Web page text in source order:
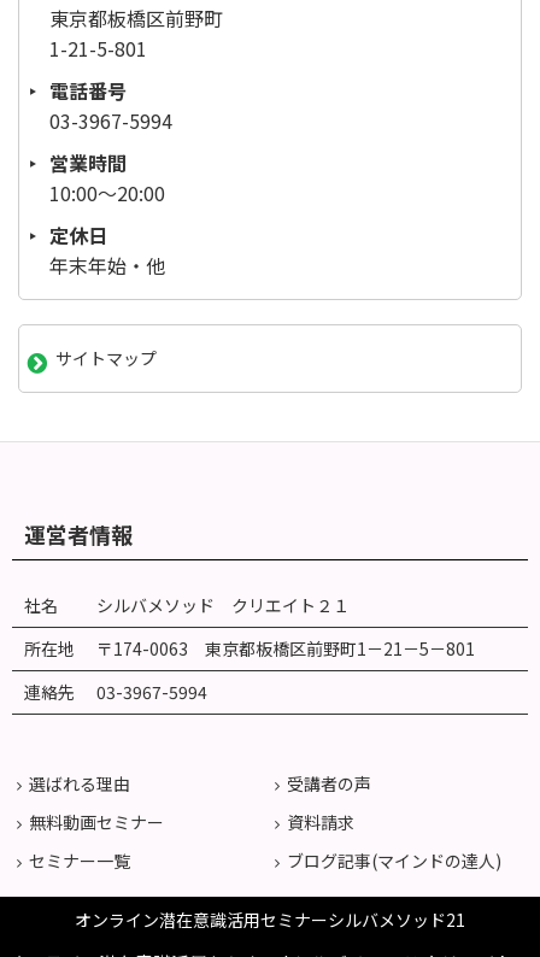
東京都板橋区前野町
1-21-5-801
電話番号
03-3967-5994
営業時間
10:00～20:00
定休日
年末年始・他
サイトマップ
運営者情報
社名
シルバメソッド クリエイト２１
所在地
〒174-0063 東京都板橋区前野町1 －21 －5－801
連絡先
03-3967-5994
選ばれる理由
受講者の声
無料動画セミナー
資料請求
セミナー一覧
ブログ記事(マインドの達人)
オンライン潜在意識活用セミナーシルバメソッド21